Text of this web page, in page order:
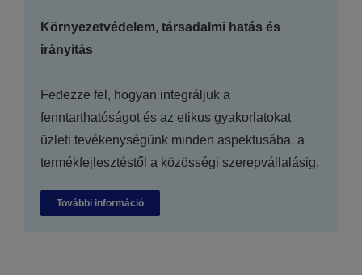
Környezetvédelem, társadalmi hatás és
irányítás
Fedezze fel, hogyan integráljuk a
fenntarthatóságot és az etikus gyakorlatokat
üzleti tevékenységünk minden aspektusába, a
termékfejlesztéstől a közösségi szerepvállalásig.
További információ